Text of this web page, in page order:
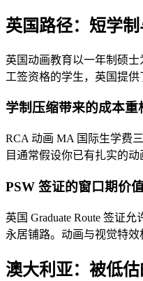
英国路径：短学
英国动画教育以一年制硕
工签资格的学生，英国提供
学制压缩带来的成本重
RCA 动画 MA 国际生学费
目通常假设你已有扎实的
PSW 签证的窗口期价
英国 Graduate Route 签证
永居铺路。动画与视觉特
澳大利亚：被低